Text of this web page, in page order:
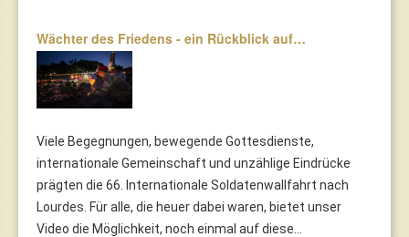
Wächter des Friedens - ein Rückblick auf…
Viele Begegnungen, bewegende Gottesdienste,
internationale Gemeinschaft und unzählige Eindrücke
prägten die 66. Internationale Soldatenwallfahrt nach
Lourdes. Für alle, die heuer dabei waren, bietet unser
Video die Möglichkeit, noch einmal auf diese...